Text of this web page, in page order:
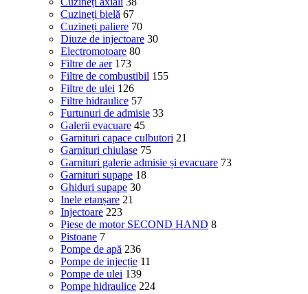
Cuzineți bielă 67
Cuzineți paliere 70
Diuze de injectoare 30
Electromotoare 80
Filtre de aer 173
Filtre de combustibil 155
Filtre de ulei 126
Filtre hidraulice 57
Furtunuri de admisie 33
Galerii evacuare 45
Garnituri capace culbutori 21
Garnituri chiulase 75
Garnituri galerie admisie și evacuare 73
Garnituri supape 18
Ghiduri supape 30
Inele etanșare 21
Injectoare 223
Piese de motor SECOND HAND 8
Pistoane 7
Pompe de apă 236
Pompe de injecție 11
Pompe de ulei 139
Pompe hidraulice 224